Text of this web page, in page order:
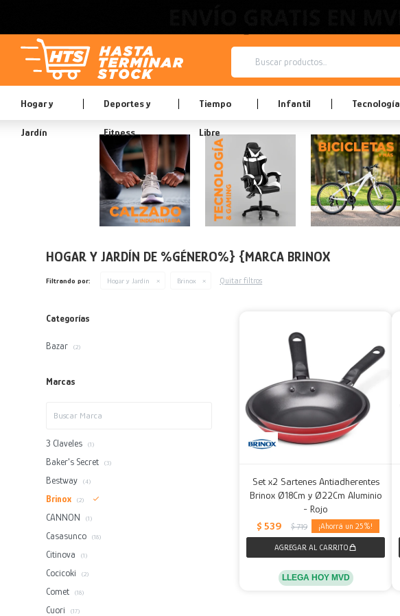
Hogar y
Jardín
Deportes y
Fitness
Tiempo
Libre
Infantil Tecnología
HOGAR Y JARDÍN DE %GÉNERO%} {MARCA BRINOX
Filtrando por: Hogar y Jardín Brinox Quitar filtros
Set x2 Sartenes Antiadherentes
Brinox Ø18Cm y Ø22Cm Aluminio
- Rojo
$ 539 $ 719 25
LLEGA HOY MVD
Categorías
Bazar (2)
Marcas
3 Claveles (1)
Baker's Secret (3)
Bestway (4)
Brinox (2)
CANNON (1)
Casasunco (18)
Citinova (1)
Cocicoki (2)
Comet (18)
Cuori (17)